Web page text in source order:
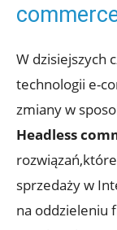
W dzisiejszych
technologii⁣ e-
zmiany w‌
Headless
⁣sprzedaży w
na oddzieleniu